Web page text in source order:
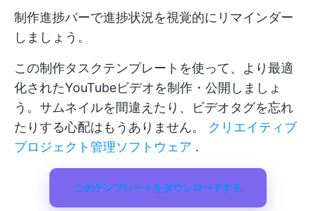
制作進捗バーで進捗状況を視覚的にリマインダー
しましょう。
この制作タスクテンプレートを使って、より最適
化されたYouTubeビデオを制作・公開しましょ
う。サムネイルを間違えたり、ビデオタグを忘れ
たりする心配はもうありません。 クリエイティブ
プロジェクト管理ソフトウェア .
このテンプレートをダウンロードする